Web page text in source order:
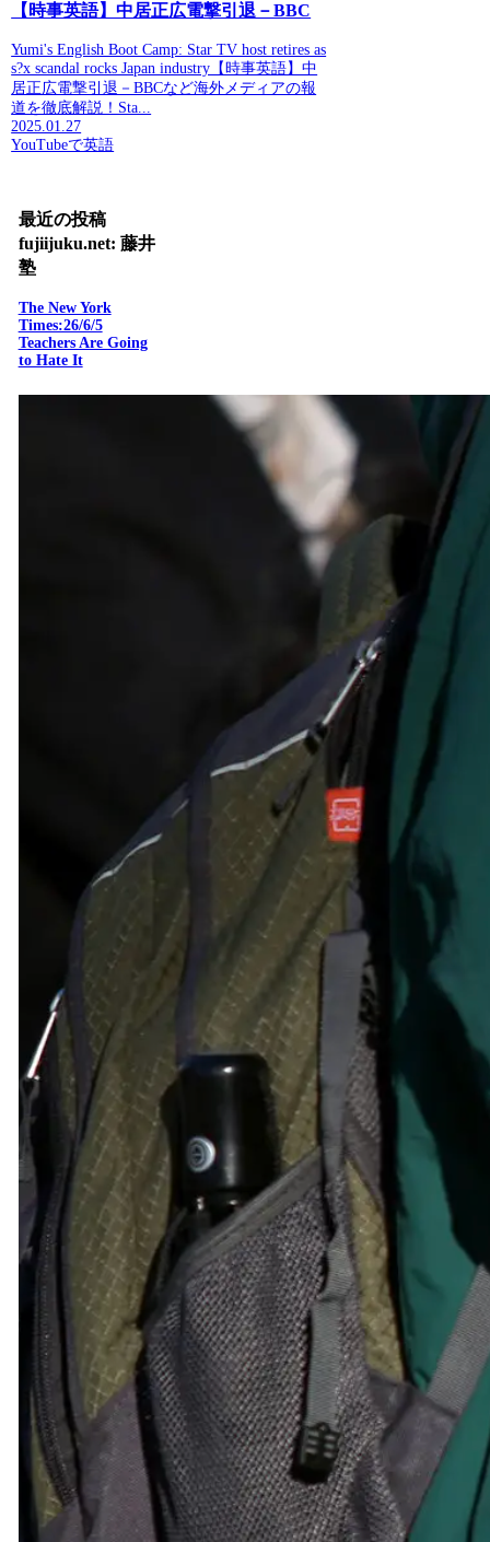
【時事英語】中居正広電撃引退－BBC
Yumi's English Boot Camp: Star TV host retires as
s?x scandal rocks Japan industry【時事英語】中
居正広電撃引退－BBCなど海外メディアの報
道を徹底解説！Sta...
2025.01.27
YouTubeで英語
最近の投稿
fujiijuku.net: 藤井
塾
The New York
Times:26/6/5
Teachers Are Going
to Hate It